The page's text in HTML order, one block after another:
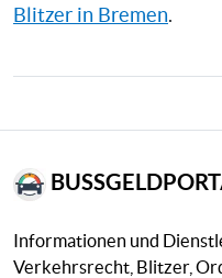
Blitzer in Bremen.
Informationen und
Verkehrsrecht, Blitzer,